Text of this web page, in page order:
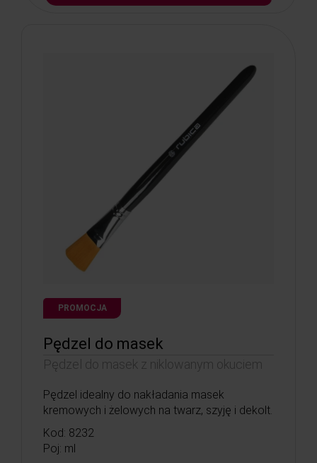
PROMOCJA
Pędzel do masek
Pędzel do masek z niklowanym okuciem
Pędzel idealny do nakładania masek
kremowych i żelowych na twarz, szyję i dekolt.
Kod: 8232
Poj: ml